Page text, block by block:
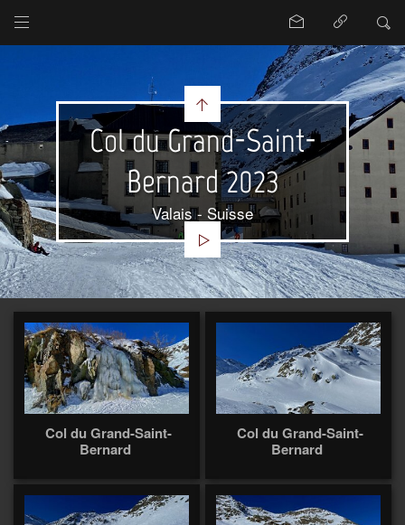
Col du Grand-Saint-
Bernard 2023
Valais - Suisse
Col du Grand-Saint-
Bernard
Col du Grand-Saint-
Bernard